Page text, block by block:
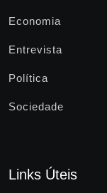
Economia
Entrevista
Política
Sociedade
Links Úteis